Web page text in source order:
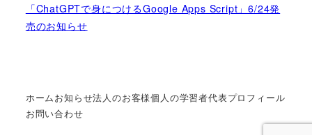
「ChatGPTで身につけるGoogle Apps Script」6/24発
売のお知らせ
ホームお知らせ法人のお客様個人の学習者代表プロフィール
お問い合わせ